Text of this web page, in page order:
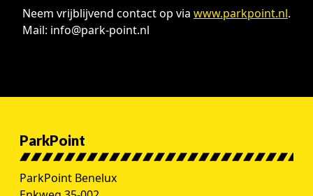
Neem vrijblijvend contact op via www.parkpoint.nl.
Mail: info@park-point.nl
ParkPoint
ParkPoint Benelux